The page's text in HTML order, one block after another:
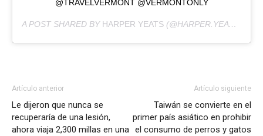
@TRAVELVERMONT @VERMONTONLY
A POST SHARED BY HARPER YEATS (@HARPER.YEATS) ON
Artículo anterior
Le dijeron que nunca se
recuperaría de una lesión,
ahora viaja 2,300 millas en una
Artículo siguiente
Taiwán se convierte en el
primer país asiático en prohibir
el consumo de perros y gatos